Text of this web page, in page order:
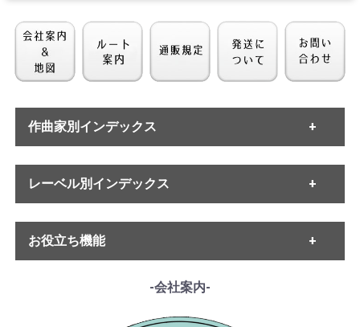
[ETERNA] O.スウィトナ
ー/ ブラームス:交響曲
3番Op.90
¥ 3,850
[ETERNA] O.スウィトナ
ー/ モーツァルト:セレ
ナーデ集/アイネ・ク
ライネ, セレナータ・
ノットゥルナ, 4つの田
作曲家別インデックス
・バッハ
・ヘンデル
・モーツァルト
・ハイドン
・ベートーヴェン
・シューベルト
レーベル別インデックス
・ETERNA
・MELODIYA
・DECCA
お役立ち機能
・レコード洗浄ガイド
-会社案内-